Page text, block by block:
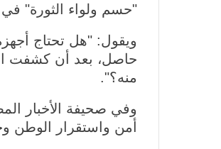
"حسم ولواء الثورة"
ويقول: "هل تحتاج
حاصل، بعد أن كشفت
منه؟".
وفي صحيفة الأخبار
أمن واستقرار الوطن